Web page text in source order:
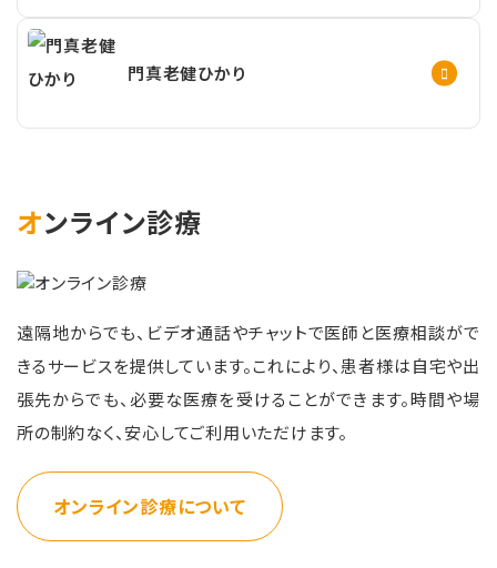
門真老健ひかり
オンライン診療
遠隔地からでも、ビデオ通話やチャットで医師と医療相談がで
きるサービスを提供しています。これにより、患者様は自宅や出
張先からでも、必要な医療を受けることができます。時間や場
所の制約なく、安心してご利用いただけます。
オンライン診療について